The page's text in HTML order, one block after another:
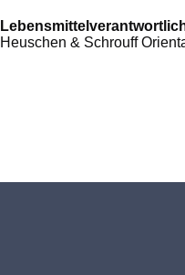
Heuschen & Schrouff